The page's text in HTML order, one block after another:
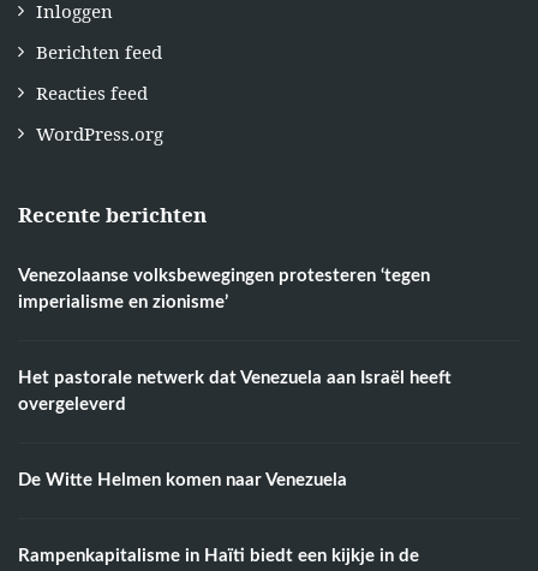
Inloggen
Berichten feed
Reacties feed
WordPress.org
Recente berichten
Venezolaanse volksbewegingen protesteren ‘tegen
imperialisme en zionisme’
Het pastorale netwerk dat Venezuela aan Israël heeft
overgeleverd
De Witte Helmen komen naar Venezuela
Rampenkapitalisme in Haïti biedt een kijkje in de